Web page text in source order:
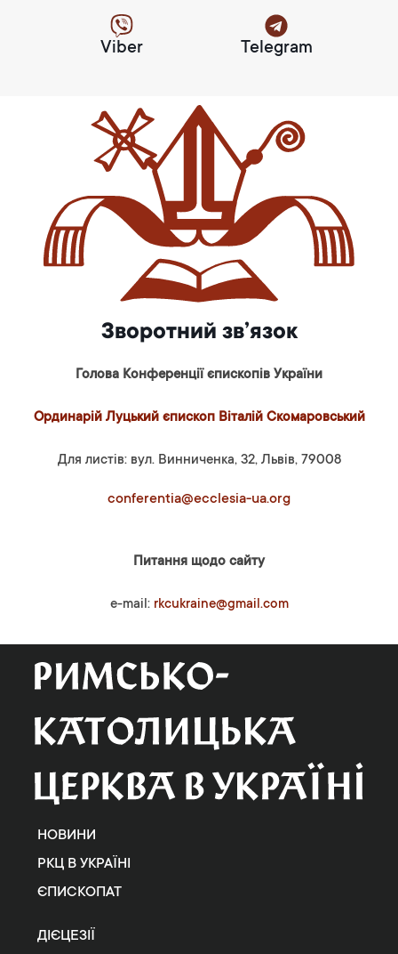
Viber Telegram
Зворотний зв’язок
Голова Конференції єпископів України
Ординарій Луцький єпископ Віталій Скомаровський
Для листів: вул. Винниченка, 32, Львів, 79008
conferentia@ecclesia-ua.org
Питання щодо сайту
e-mail: rkcukraine@gmail.com
НОВИНИ
РКЦ В УКРАЇНІ
ЄПИСКОПАТ
ДІЄЦЕЗІЇ